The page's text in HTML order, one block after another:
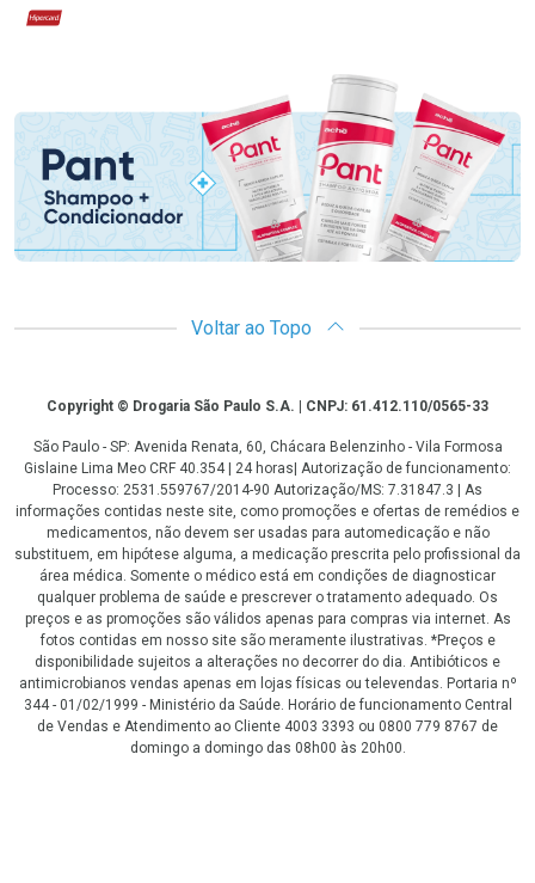
Hipercard
Promoção em Destaque
Voltar ao Topo
CopyrightCopyright © Drogaria São Paulo S.A. | CNPJ: 61.412.110/0565-33
São Paulo - SP: Avenida Renata, 60, Chácara Belenzinho - Vila Formosa
Gislaine Lima Meo CRF 40.354 | 24 horas| Autorização de funcionamento:
Processo: 2531.559767/2014-90 Autorização/MS: 7.31847.3 | As
informações contidas neste site, como promoções e ofertas de remédios e
medicamentos, não devem ser usadas para automedicação e não
substituem, em hipótese alguma, a medicação prescrita pelo profissional da
área médica. Somente o médico está em condições de diagnosticar
qualquer problema de saúde e prescrever o tratamento adequado. Os
preços e as promoções são válidos apenas para compras via internet. As
fotos contidas em nosso site são meramente ilustrativas. *Preços e
disponibilidade sujeitos a alterações no decorrer do dia. Antibióticos e
antimicrobianos vendas apenas em lojas físicas ou televendas. Portaria nº
344 - 01/02/1999 - Ministério da Saúde. Horário de funcionamento Central
de Vendas e Atendimento ao Cliente 4003 3393 ou 0800 779 8767 de
domingo a domingo das 08h00 às 20h00.